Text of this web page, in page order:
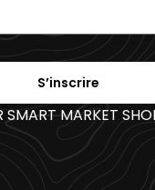
S’inscrire
SMART MARKET